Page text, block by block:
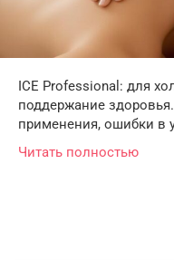
ICE Professional: для
поддержание
применения, ошибки в
Читать полностью